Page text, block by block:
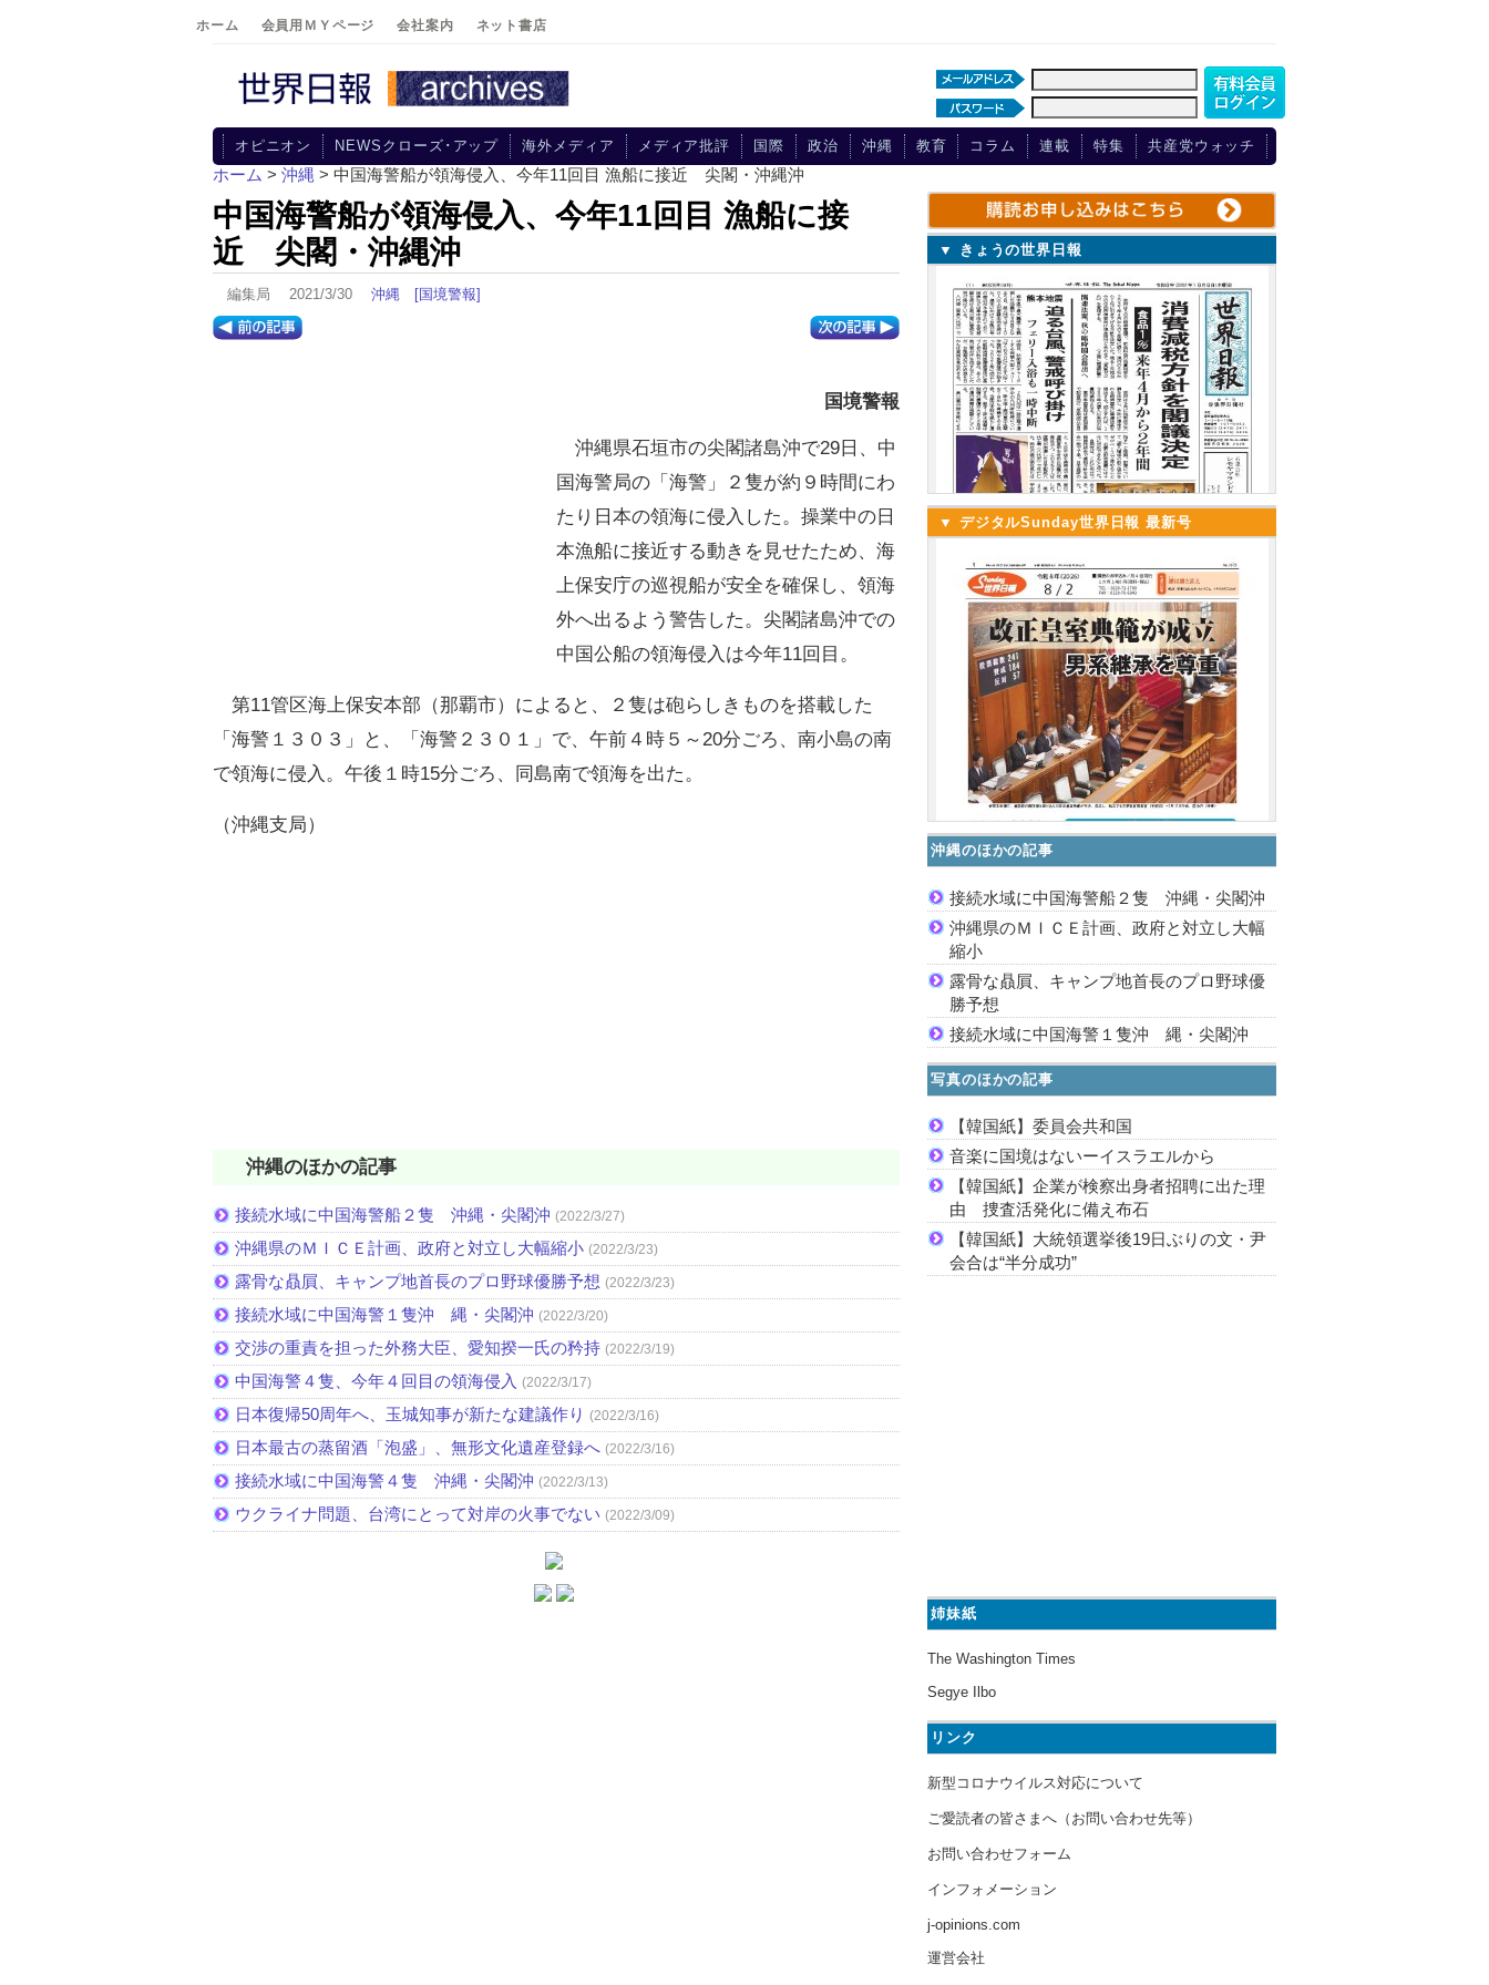
ホーム 会員用ＭＹページ 会社案内 ネット書店
オピニオン NEWSクローズ･アップ 海外メディア メディア批評 国際 政治 沖縄 教育 コラム 連載 特集 共産党ウォッチ
ホーム > 沖縄 > 中国海警船が領海侵入、今年11回目 漁船に接近 尖閣・沖縄沖
中国海警船が領海侵入、今年11回目 漁船に接
近 尖閣・沖縄沖
編集局 2021/3/30 沖縄 [国境警報]
国境警報
沖縄県石垣市の尖閣諸島沖で29日、中
国海警局の「海警」２隻が約９時間にわ
たり日本の領海に侵入した。操業中の日
本漁船に接近する動きを見せたため、海
上保安庁の巡視船が安全を確保し、領海
外へ出るよう警告した。尖閣諸島沖での
中国公船の領海侵入は今年11回目。
第11管区海上保安本部（那覇市）によると、２隻は砲らしきものを搭載した
「海警１３０３」と、「海警２３０１」で、午前４時５～20分ごろ、南小島の南
で領海に侵入。午後１時15分ごろ、同島南で領海を出た。
（沖縄支局）
沖縄のほかの記事
接続水域に中国海警船２隻 沖縄・尖閣沖 (2022/3/27)
沖縄県のＭＩＣＥ計画、政府と対立し大幅縮小 (2022/3/23)
露骨な贔屓、キャンプ地首長のプロ野球優勝予想 (2022/3/23)
接続水域に中国海警１隻沖 縄・尖閣沖 (2022/3/20)
交渉の重責を担った外務大臣、愛知揆一氏の矜持 (2022/3/19)
中国海警４隻、今年４回目の領海侵入 (2022/3/17)
日本復帰50周年へ、玉城知事が新たな建議作り (2022/3/16)
日本最古の蒸留酒「泡盛」、無形文化遺産登録へ (2022/3/16)
接続水域に中国海警４隻 沖縄・尖閣沖 (2022/3/13)
ウクライナ問題、台湾にとって対岸の火事でない (2022/3/09)
▼ きょうの世界日報
▼ デジタルSunday世界日報 最新号
沖縄のほかの記事
接続水域に中国海警船２隻 沖縄・尖閣沖
沖縄県のＭＩＣＥ計画、政府と対立し大幅
縮小
露骨な贔屓、キャンプ地首長のプロ野球優
勝予想
接続水域に中国海警１隻沖 縄・尖閣沖
写真のほかの記事
【韓国紙】委員会共和国
音楽に国境はないーイスラエルから
【韓国紙】企業が検察出身者招聘に出た理
由 捜査活発化に備え布石
【韓国紙】大統領選挙後19日ぶりの文・尹
会合は“半分成功”
姉妹紙
The Washington Times
Segye Ilbo
リンク
新型コロナウイルス対応について
ご愛読者の皆さまへ（お問い合わせ先等）
お問い合わせフォーム
インフォメーション
j-opinions.com
運営会社